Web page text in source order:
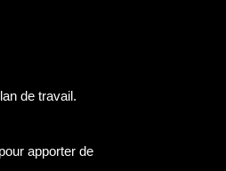
de travail.
apporter de